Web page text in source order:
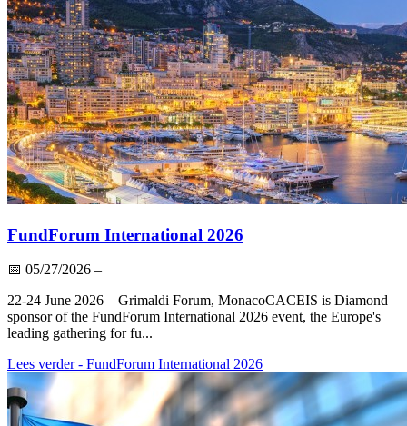
FundForum International 2026
📅 05/27/2026 –
22-24 June 2026 – Grimaldi Forum, MonacoCACEIS is Diamond
sponsor of the FundForum International 2026 event, the Europe's
leading gathering for fu...
Lees verder- FundForum International 2026